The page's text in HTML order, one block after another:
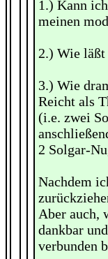
1.) Kann
meinen
2.) Wie läßt
3.) Wie
Reicht als
(i.e. zwei
2 Solgar-
Nachdem
Aber auch,
dankbar
verbunden